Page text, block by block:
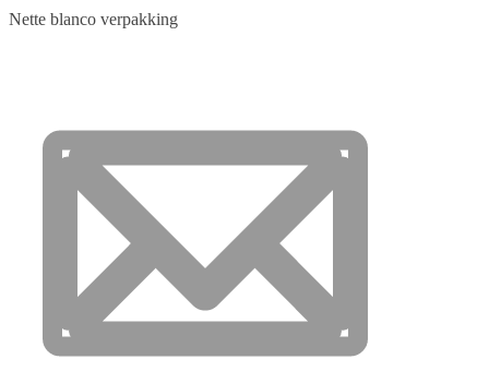
Nette blanco verpakking